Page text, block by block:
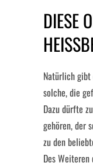
DIESE
Natürlich gibt
solche, die
Dazu dürfte
gehören, der
zu den
Des